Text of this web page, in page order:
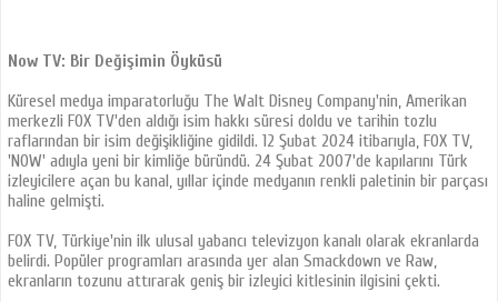
Now TV: Bir Değişimin Öyküsü
Küresel medya imparatorluğu The Walt Disney Company'nin, Amerikan
merkezli FOX TV'den aldığı isim hakkı süresi doldu ve tarihin tozlu
raflarından bir isim değişikliğine gidildi. 12 Şubat 2024 itibarıyla, FOX TV,
'NOW' adıyla yeni bir kimliğe büründü. 24 Şubat 2007'de kapılarını Türk
izleyicilere açan bu kanal, yıllar içinde medyanın renkli paletinin bir parçası
haline gelmişti.
FOX TV, Türkiye'nin ilk ulusal yabancı televizyon kanalı olarak ekranlarda
belirdi. Popüler programları arasında yer alan Smackdown ve Raw,
ekranların tozunu attırarak geniş bir izleyici kitlesinin ilgisini çekti.